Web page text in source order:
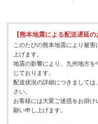
【熊本地震による配送遅延の
このたびの熊本地震により被
上げます。
地震の影響により、九州地方
じております。
配送状況の詳細につきまして
さい。
お客様には大変ご迷惑をお掛
願い申し上げます。